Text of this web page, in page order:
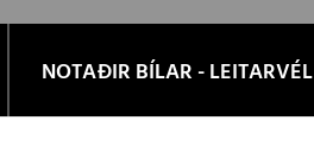
NOTAÐIR BÍLAR - LEITARVÉL